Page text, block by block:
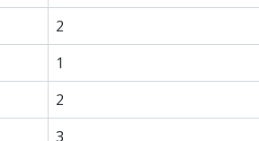
2
1
2
3